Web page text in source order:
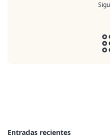
Entradas recientes